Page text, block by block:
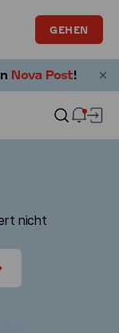
GEHEN
nicht